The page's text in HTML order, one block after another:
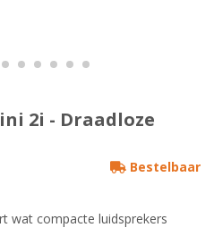
2i - Draadloze
Bestelbaar
wat compacte luidsprekers